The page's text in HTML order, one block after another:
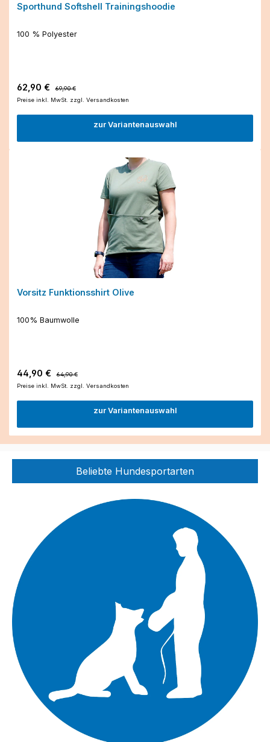
Sporthund Softshell Trainingshoodie
100 % Polyester
Verkaufspreis:
62,90 €
69,90 €
Preise inkl. MwSt. zzgl. Versandkosten
zur Variantenauswahl
Vorsitz Funktionsshirt Olive
100% Baumwolle
Verkaufspreis:
44,90 €
64,90 €
Preise inkl. MwSt. zzgl. Versandkosten
zur Variantenauswahl
Beliebte Hundesportarten